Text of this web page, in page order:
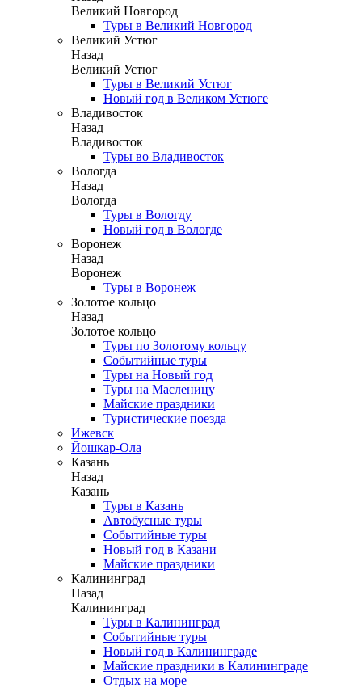
Великий Новгород
Туры в Великий Новгород
Великий Устюг
Назад
Великий Устюг
Туры в Великий Устюг
Новый год в Великом Устюге
Владивосток
Назад
Владивосток
Туры во Владивосток
Вологда
Назад
Вологда
Туры в Вологду
Новый год в Вологде
Воронеж
Назад
Воронеж
Туры в Воронеж
Золотое кольцо
Назад
Золотое кольцо
Туры по Золотому кольцу
Событийные туры
Туры на Новый год
Туры на Масленицу
Майские праздники
Туристические поезда
Ижевск
Йошкар-Ола
Казань
Назад
Казань
Туры в Казань
Автобусные туры
Событийные туры
Новый год в Казани
Майские праздники
Калининград
Назад
Калининград
Туры в Калининград
Событийные туры
Новый год в Калининграде
Майские праздники в Калининграде
Отдых на море